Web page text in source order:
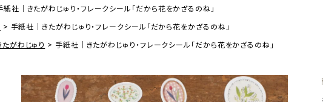
紙社｜きたがわじゅり・フレークシール「だから花をかざるのね」
手紙社｜きたがわじゅり・フレークシール「だから花をかざるのね」
たがわじゅり 手紙社｜きたがわじゅり・フレークシール「だから花をかざるのね」